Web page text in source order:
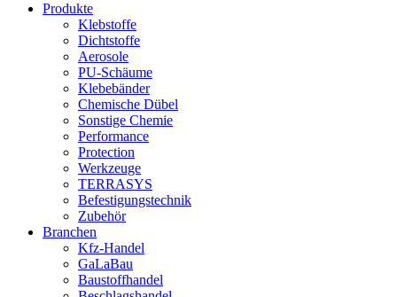
Produkte
Klebstoffe
Dichtstoffe
Aerosole
PU-Schäume
Klebebänder
Chemische Dübel
Sonstige Chemie
Performance
Protection
Werkzeuge
TERRASYS
Befestigungstechnik
Zubehör
Branchen
Kfz-Handel
GaLaBau
Baustoffhandel